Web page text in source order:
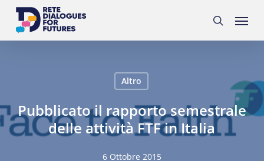
Skip
main
search
Menu
Altro
Pubblicato il rapporto semestrale
delle attività FTF in Italia
6 Ottobre 2015